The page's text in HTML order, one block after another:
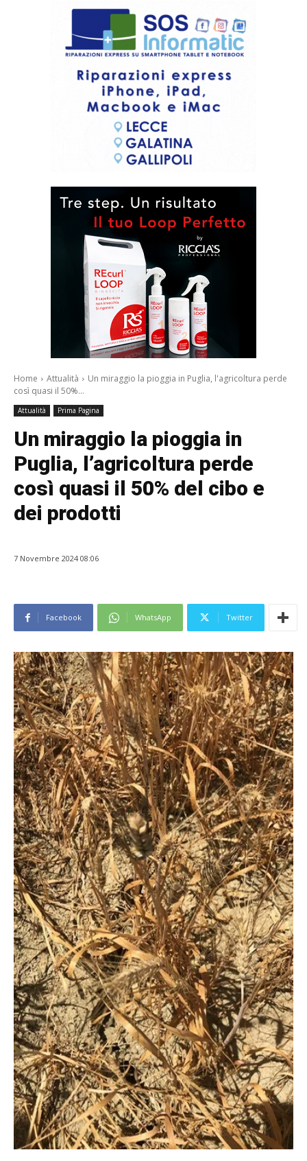
Home Attualità
Un miraggio la pioggia in Puglia, l'agricoltura perde
così quasi il 50%...
Attualità Prima Pagina
Un miraggio la pioggia in
Puglia, l’agricoltura perde
così quasi il 50% del cibo e
dei prodotti
7 Novembre 2024 08:06
Facebook WhatsApp Twitter